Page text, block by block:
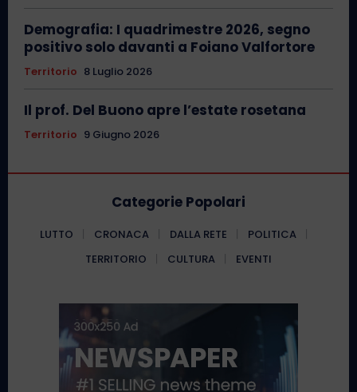
Demografia: I quadrimestre 2026, segno
positivo solo davanti a Foiano Valfortore
Territorio 8 Luglio 2026
Il prof. Del Buono apre l’estate rosetana
Territorio 9 Giugno 2026
Categorie Popolari
LUTTO CRONACA DALLA RETE
POLITICA
TERRITORIO
CULTURA EVENTI